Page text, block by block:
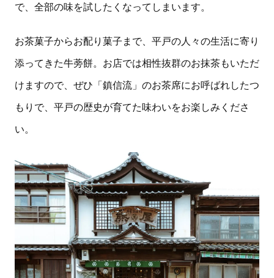
で、全部の味を試したくなってしまいます。
お茶菓子からお配り菓子まで、平戸の人々の生活に寄り
添ってきた牛蒡餅。お店では相性抜群のお抹茶もいただ
けますので、ぜひ「鎮信流」のお茶席にお呼ばれしたつ
もりで、平戸の歴史が育てた味わいをお楽しみくださ
い。